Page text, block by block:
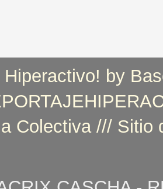
Hiperactivo! by
Colectiva /// Sitio